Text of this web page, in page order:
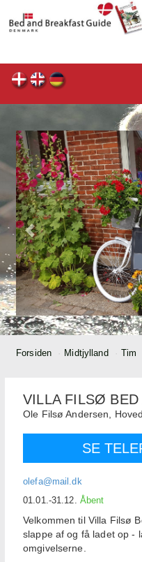
Forsiden Midtjylland Tim
VILLA FILSØ BED
Ole Filsø Andersen,
SE
olefa@mail.dk
01.01.-31.12. Åbent
Velkommen til Villa Filsø
slappe af og få ladet op -
omgivelserne.